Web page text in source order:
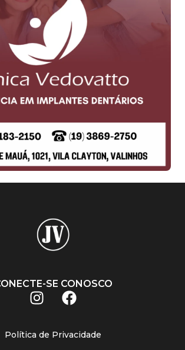
SE CONOSCO
Política de Privacidade